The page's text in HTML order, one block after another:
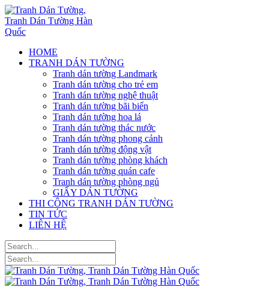
HOME
TRANH DÁN TƯỜNG
Tranh dán tường Landmark
Tranh dán tường cho trẻ em
Tranh dán tường nghệ thuật
Tranh dán tường bãi biển
Tranh dán tường hoa lá
Tranh dán tường thác nước
Tranh dán tường phong cảnh
Tranh dán tường động vật
Tranh dán tường phòng khách
Tranh dán tường quán cafe
Tranh dán tường phòng ngủ
GIẤY DÁN TƯỜNG
THI CÔNG TRANH DÁN TƯỜNG
TIN TỨC
LIÊN HỆ